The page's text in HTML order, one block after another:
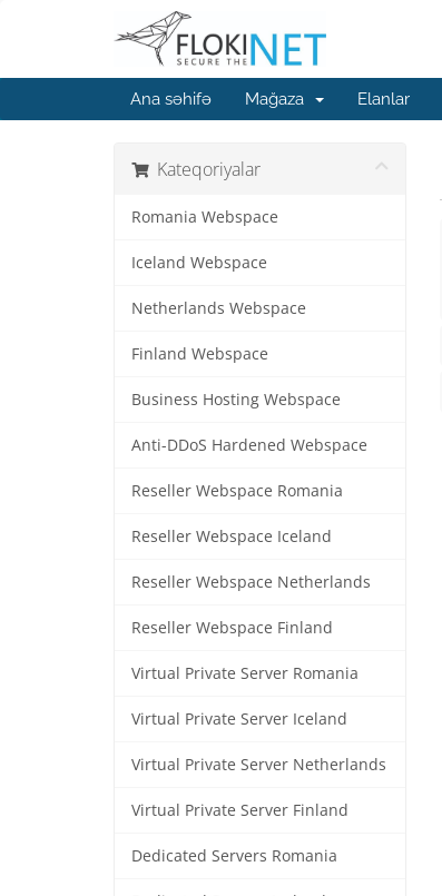
Ana səhifə Mağaza Elanlar
Kateqoriyalar
Romania Webspace
Iceland Webspace
Netherlands Webspace
Finland Webspace
Business Hosting Webspace
Anti-DDoS Hardened Webspace
Reseller Webspace Romania
Reseller Webspace Iceland
Reseller Webspace Netherlands
Reseller Webspace Finland
Virtual Private Server Romania
Virtual Private Server Iceland
Virtual Private Server Netherlands
Virtual Private Server Finland
Dedicated Servers Romania